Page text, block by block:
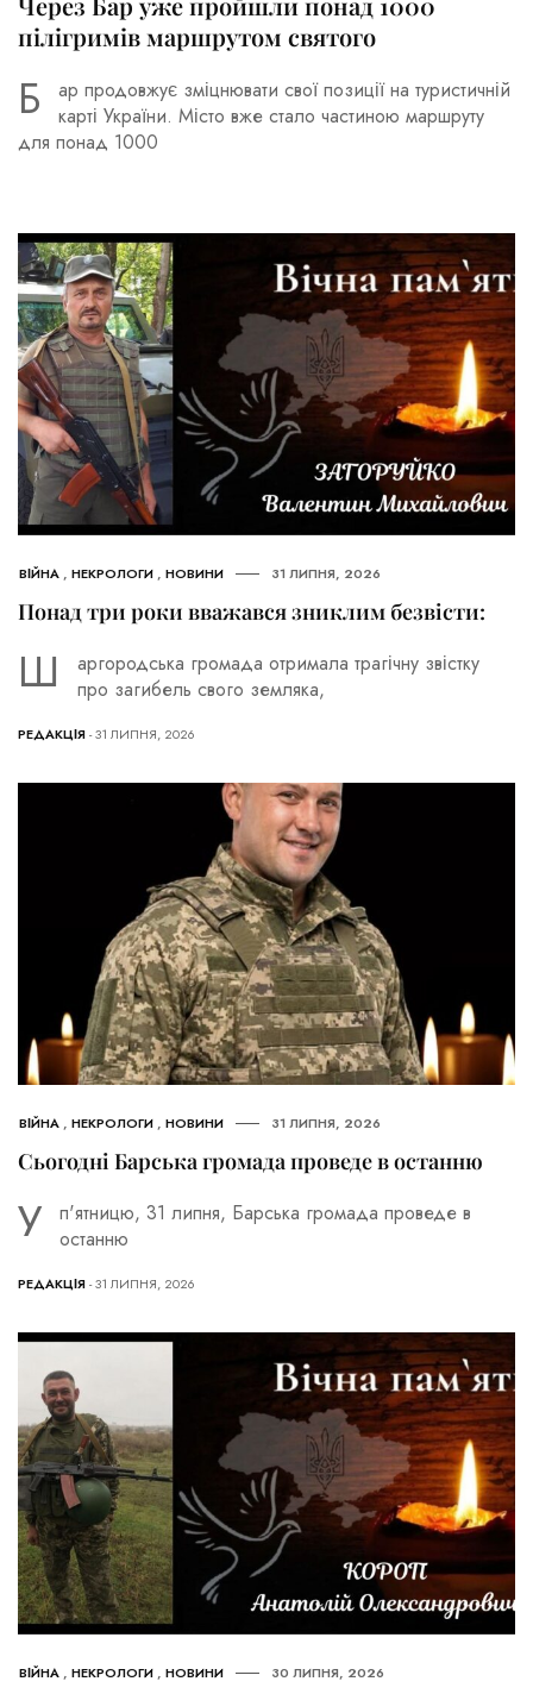
пілігримів маршрутом святого
Б
ар продовжує зміцнювати свої позиції на туристичній
карті України. Місто вже стало частиною маршруту
для понад 1000
ВІЙНА, НЕКРОЛОГИ, НОВИНИ 31 ЛИПНЯ, 2026
Понад три роки вважався зниклим безвісти:
Ш
аргородська громада отримала трагічну звістку
про загибель свого земляка,
РЕДАКЦІЯ- 31 ЛИПНЯ, 2026
ВІЙНА, НЕКРОЛОГИ, НОВИНИ 31 ЛИПНЯ, 2026
Сьогодні Барська громада проведе в останню
У
п'ятницю, 31 липня, Барська громада проведе в
останню
РЕДАКЦІЯ- 31 ЛИПНЯ, 2026
ВІЙНА, НЕКРОЛОГИ, НОВИНИ 30 ЛИПНЯ, 2026